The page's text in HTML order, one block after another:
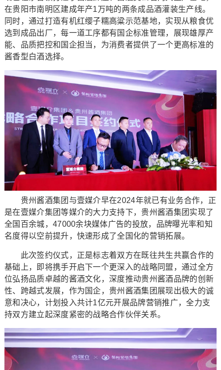
在贵阳市南明区建成年产1万吨的两条成品酒灌装生产线。
同时，通过打造有机红缨子糯高粱示范基地，实现从粮食优
选到成品出厂，每一道工序都有国企标准管理，展现雄厚产
能、品质把控和国企担当，为消费者提供了一个更高标准的
酱香型白酒选择。
贵州酱酒集团与壹媒介早在2024年就已有业务合作，正
是在壹媒介集团等媒介的大力支持下，贵州酱酒集团实现了
全国百余城，47000余块媒体广告的投放，品牌曝光率和知
名度得以空前提升，快速形成了全国化的营销拓展。
此次签约仪式，正是标志着双方在既往共生共赢合作的
基础上，即将携手开启下一个更深入的战略同盟，通过全方
位弘扬品质卓越的酱酒文化，深度推动贵州酱酒品牌的创新
性、跨越式发展，作为国企，贵州酱酒集团展现出极大的诚
意和决心，计划投入共计1亿元开展品牌营销推广，全力支
持双方建立起深度紧密的战略合作伙伴关系。